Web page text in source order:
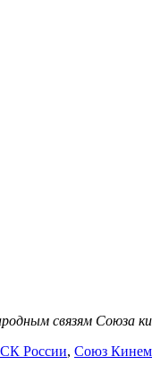
связям Союза
России, Союз